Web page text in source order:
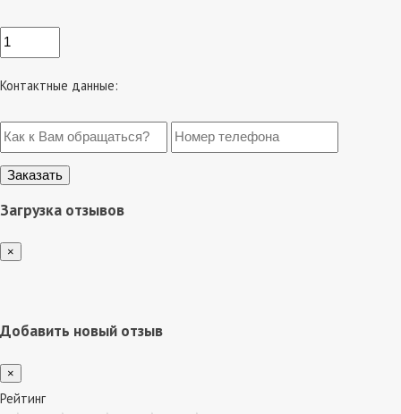
Контактные данные:
Загрузка отзывов
×
Добавить новый отзыв
×
Рейтинг